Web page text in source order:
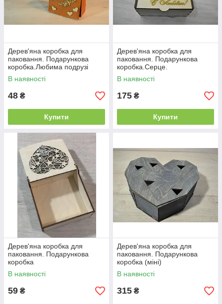
Дерев'яна коробка для
паковання. Подарункова
коробка.Любима подрузі
В наявності
48 ₴
Купити
Дерев'яна коробка для
паковання. Подарункова
коробка.Серце.
В наявності
175 ₴
Купити
Дерев'яна коробка для
паковання. Подарункова
коробка
В наявності
59 ₴
Дерев'яна коробка для
паковання. Подарункова
коробка (міні)
В наявності
315 ₴